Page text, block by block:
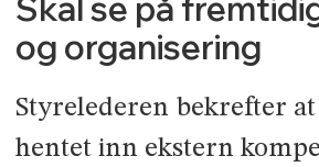
Skal se på
og organisering
Styrelederen bekrefter
hentet inn ekstern